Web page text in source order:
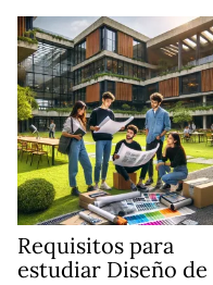
Requisitos para
estudiar Diseño de